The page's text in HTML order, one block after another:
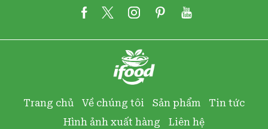
Trang chủ Về chúng tôi Sản phẩm
Tin tức
Hình ảnh xuất hàng
Liên hệ